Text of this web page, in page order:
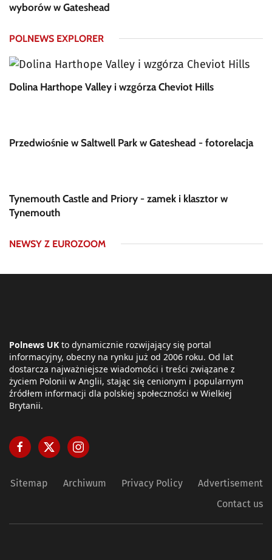
wyborów w Gateshead
POLNEWS EXPLORER
Dolina Harthope Valley i wzgórza Cheviot Hills
Przedwiośnie w Saltwell Park w Gateshead - fotorelacja
Tynemouth Castle and Priory - zamek i klasztor w
Tynemouth
NEWSY Z EUROZOOM
Polnews UK to dynamicznie rozwijający się portal
informacyjny, obecny na rynku już od 2006 roku. Od lat
dostarcza najważniejsze wiadomości i treści związane z
życiem Polonii w Anglii, stając się cenionym i popularnym
źródłem informacji dla polskiej społeczności w Wielkiej
Brytanii.
Sitemap Archiwum Privacy Policy
Advertisement
Contact us